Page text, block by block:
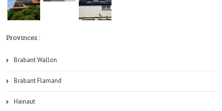
Provinces :
Brabant Wallon
Brabant Flamand
Hainaut